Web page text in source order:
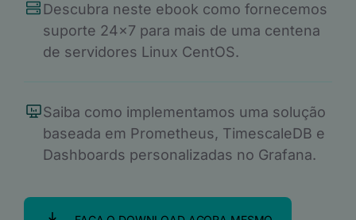
Descubra neste ebook como fornecemos
suporte 24x7 para mais de uma centena
de servidores Linux CentOS.
Saiba como implementamos uma solução
baseada em Prometheus, TimescaleDB e
Dashboards personalizadas no Grafana.